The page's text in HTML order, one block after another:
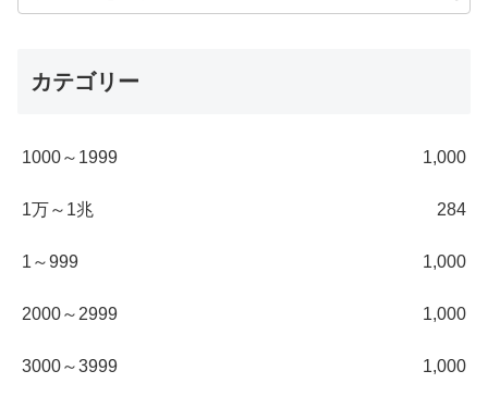
カテゴリー
1000～1999 1,000
1万～1兆 284
1～999 1,000
2000～2999 1,000
3000～3999 1,000